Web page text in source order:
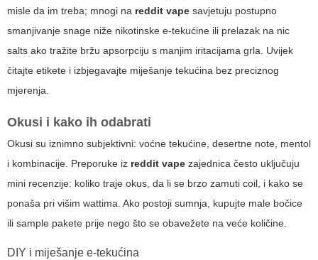
misle da im treba; mnogi na reddit vape savjetuju postupno
smanjivanje snage niže nikotinske e-tekućine ili prelazak na nic
salts ako tražite bržu apsorpciju s manjim iritacijama grla. Uvijek
čitajte etikete i izbjegavajte miješanje tekućina bez preciznog
mjerenja.
Okusi i kako ih odabrati
Okusi su iznimno subjektivni: voćne tekućine, desertne note, mentol
i kombinacije. Preporuke iz reddit vape zajednica često uključuju
mini recenzije: koliko traje okus, da li se brzo zamuti coil, i kako se
ponaša pri višim wattima. Ako postoji sumnja, kupujte male bočice
ili sample pakete prije nego što se obavežete na veće količine.
DIY i miješanje e-tekućina